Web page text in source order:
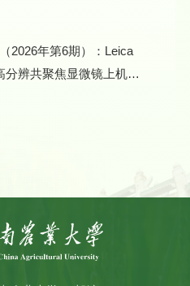
2026年第6期）：Leica
分辨共聚焦显微镜上机培